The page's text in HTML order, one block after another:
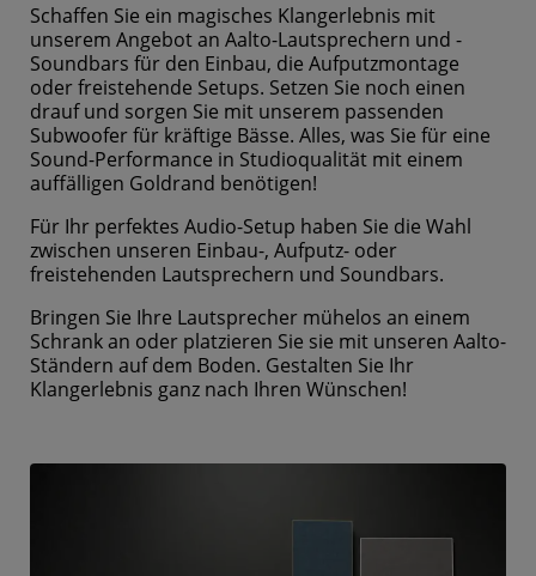
Schaffen Sie ein magisches Klangerlebnis mit
unserem Angebot an Aalto-Lautsprechern und -
Soundbars für den Einbau, die Aufputzmontage
oder freistehende Setups. Setzen Sie noch einen
drauf und sorgen Sie mit unserem passenden
Subwoofer für kräftige Bässe. Alles, was Sie für eine
Sound-Performance in Studioqualität mit einem
auffälligen Goldrand benötigen!
Für Ihr perfektes Audio-Setup haben Sie die Wahl
zwischen unseren Einbau-, Aufputz- oder
freistehenden Lautsprechern und Soundbars.
Bringen Sie Ihre Lautsprecher mühelos an einem
Schrank an oder platzieren Sie sie mit unseren Aalto-
Ständern auf dem Boden. Gestalten Sie Ihr
Klangerlebnis ganz nach Ihren Wünschen!